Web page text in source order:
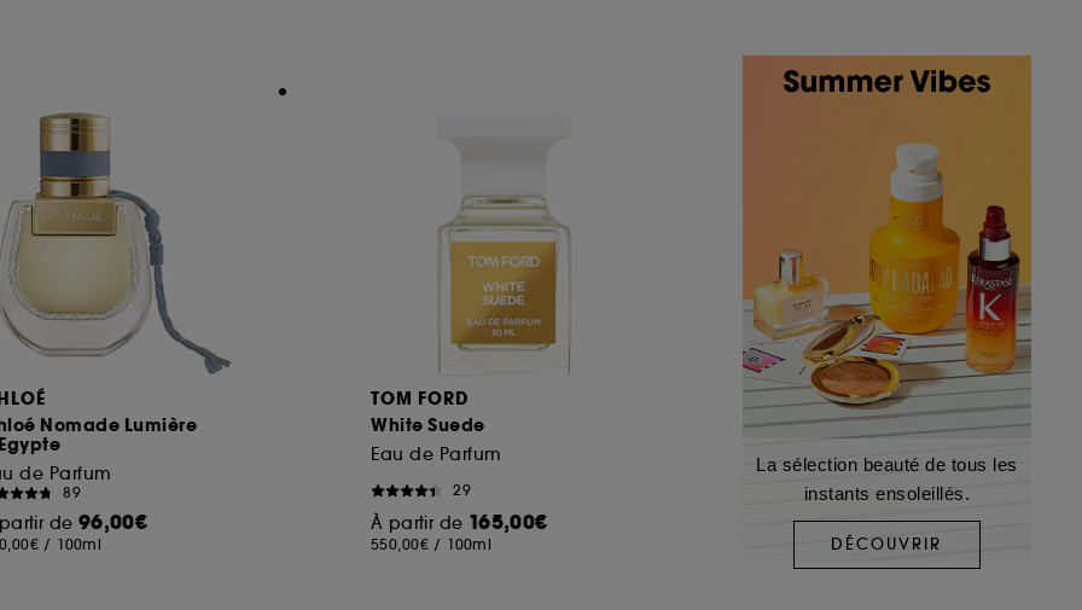
Nomade Lumière
de Parfum
89
de 96,00€
/ 100ml
TOM FORD
White Suede
Eau de Parfum
29
À partir de 165,00€
550,00€ / 100ml
La sélection beauté de tous les
instants ensoleillés.
DÉCOUVRIR